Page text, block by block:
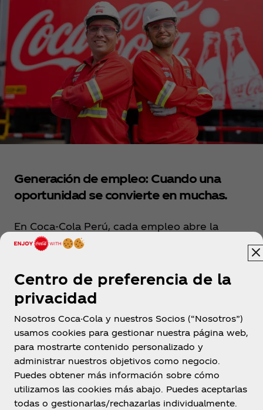
Generación de empleo: Cuando una
oportunidad se convierte en muchas.
En Coca‑Cola Perú, cada empleo abre la
puerta a nuevas oportunidades.
#
Perú
Centro de preferencia de la
privacidad
Nosotros Coca-Cola y nuestros Socios (“Nosotros”)
usamos cookies para gestionar nuestra página web,
para mostrarte contenido personalizado y
administrar nuestros objetivos como negocio.
Puedes obtener más información sobre cómo
utilizamos las cookies más abajo. Puedes aceptarlas
todas o gestionarlas/rechazarlas individualmente.